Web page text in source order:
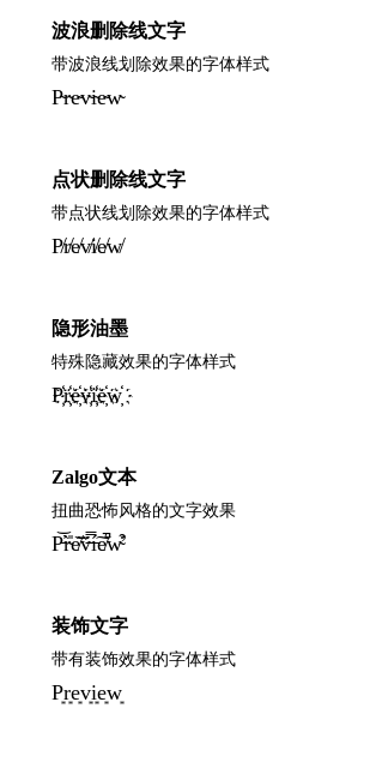
波浪删除线文字
带波浪线划除效果的字体样式
P̴r̴e̴v̴i̴e̴w̴
点状删除线文字
带点状线划除效果的字体样式
P̸r̸e̸v̸i̸e̸w̸
隐形油墨
特殊隐藏效果的字体样式
P҉r҉e҉v҉i҉e҉w҉
Zalgo文本
扭曲恐怖风格的文字效果
P̵̕͝r̴̀̎e̸͂͝v̶̈́̿í̵͠e̸͛̚w̴̛͒
装饰文字
带有装饰效果的字体样式
P͙r͙e͙v͙i͙e͙w͙